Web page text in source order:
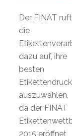
Der FINAT ruft
die
dazu auf, ihre
besten
auszuwählen,
da der FINAT
2015 eröffnet